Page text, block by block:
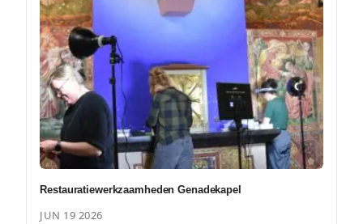
Restauratiewerkzaamheden Genadekapel
JUN 19 2026